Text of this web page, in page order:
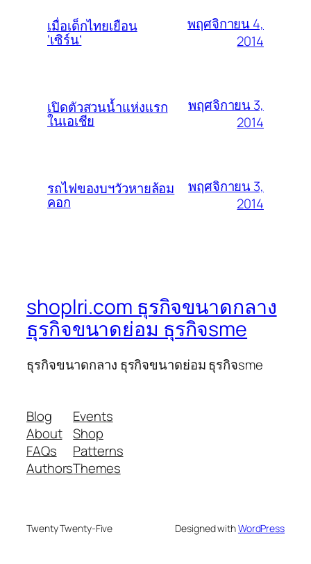
เมื่อเด็กไทยเยือน
‘เซิร์น’
พฤศจิกายน 4,
2014
เปิดตัวสวนน้ำแห่งแรก
ในเอเชีย
พฤศจิกายน 3,
2014
รถไฟของบฯวัวหายล้อม
คอก
พฤศจิกายน 3,
2014
shoplri.com ธุรกิจขนาดกลาง
ธุรกิจขนาดย่อม ธุรกิจsme
ธุรกิจขนาดกลาง ธุรกิจขนาดย่อม ธุรกิจsme
Blog
About
FAQs
Authors
Events
Shop
Patterns
Themes
Twenty Twenty-Five Designed withWordPress